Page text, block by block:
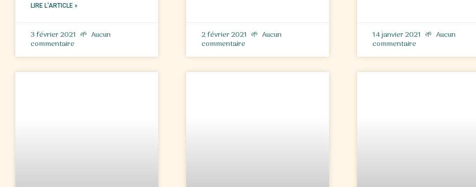
LIRE L'ARTICLE »
3 février 2021 Aucun
commentaire
2 février 2021 Aucun
commentaire
14 janvier 2021 Aucun
commentaire